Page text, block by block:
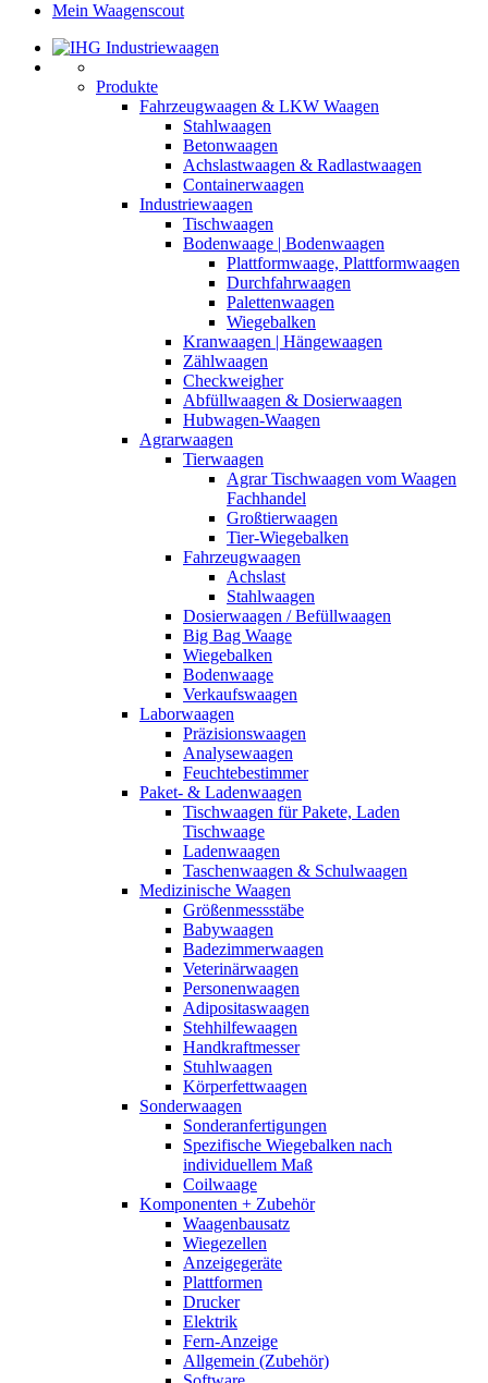
Mein Waagenscout
Produkte
Fahrzeugwaagen & LKW Waagen
Stahlwaagen
Betonwaagen
Achslastwaagen & Radlastwaagen
Containerwaagen
Industriewaagen
Tischwaagen
Bodenwaage | Bodenwaagen
Plattformwaage, Plattformwaagen
Durchfahrwaagen
Palettenwaagen
Wiegebalken
Kranwaagen | Hängewaagen
Zählwaagen
Checkweigher
Abfüllwaagen & Dosierwaagen
Hubwagen-Waagen
Agrarwaagen
Tierwaagen
Agrar Tischwaagen vom Waagen
Fachhandel
Großtierwaagen
Tier-Wiegebalken
Fahrzeugwaagen
Achslast
Stahlwaagen
Dosierwaagen / Befüllwaagen
Big Bag Waage
Wiegebalken
Bodenwaage
Verkaufswaagen
Laborwaagen
Präzisionswaagen
Analysewaagen
Feuchtebestimmer
Paket- & Ladenwaagen
Tischwaagen für Pakete, Laden
Tischwaage
Ladenwaagen
Taschenwaagen & Schulwaagen
Medizinische Waagen
Größenmessstäbe
Babywaagen
Badezimmerwaagen
Veterinärwaagen
Personenwaagen
Adipositaswaagen
Stehhilfewaagen
Handkraftmesser
Stuhlwaagen
Körperfettwaagen
Sonderwaagen
Sonderanfertigungen
Spezifische Wiegebalken nach
individuellem Maß
Coilwaage
Komponenten + Zubehör
Waagenbausatz
Wiegezellen
Anzeigegeräte
Plattformen
Drucker
Elektrik
Fern-Anzeige
Allgemein (Zubehör)